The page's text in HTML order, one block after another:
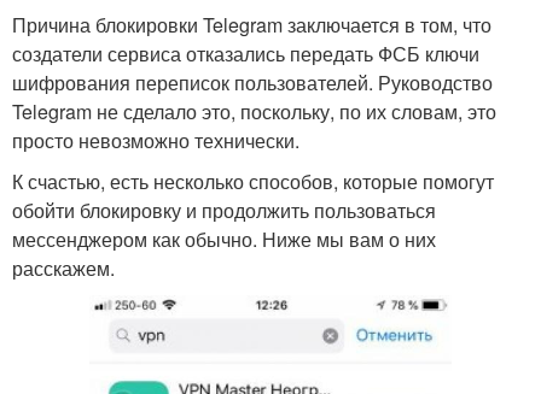
Причина блокировки Telegram заключается в том, что
создатели сервиса отказались передать ФСБ ключи
шифрования переписок пользователей. Руководство
Telegram не сделало это, поскольку, по их словам, это
просто невозможно технически.
К счастью, есть несколько способов, которые помогут
обойти блокировку и продолжить пользоваться
мессенджером как обычно. Ниже мы вам о них
расскажем.